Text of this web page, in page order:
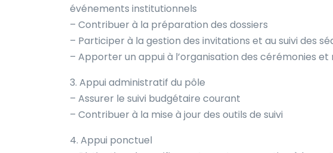
événements institutionnels
– Contribuer à la préparation des dossiers
– Participer à la gestion des invitations et au suivi des
– Apporter un appui à l’organisation des cérémonies
3. Appui administratif du pôle
– Assurer le suivi budgétaire courant
– Contribuer à la mise à jour des outils de suivi
4. Appui ponctuel